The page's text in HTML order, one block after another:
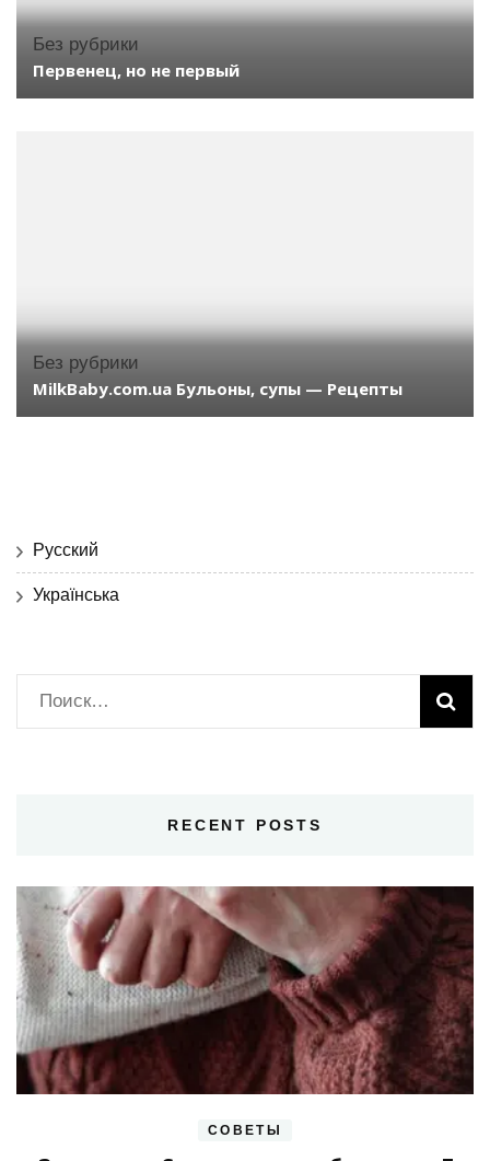
Без рубрики
Первенец, но не первый
Без рубрики
MilkBaby.com.ua Бульоны, супы — Рецепты
Русский
Українська
Найти:
RECENT POSTS
СОВЕТЫ